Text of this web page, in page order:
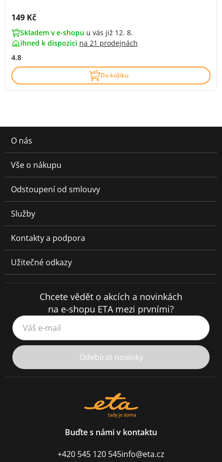
Cena s DPH:
149 Kč
Skladem v e-shopu u vás již 12. 8.
ihned k dispozici na 21 prodejnách
4.8
Do košíku
O nás
Vše o nákupu
Odstoupení od smlouvy
Služby
Kontakty a podpora
Užitečné odkazy
Chcete vědět o akcích a novinkách
na e-shopu ETA mezi prvními?
Váš e-mail
Odebírat novinky
Buďte s námi v kontaktu
+420 545 120 545info@eta.cz